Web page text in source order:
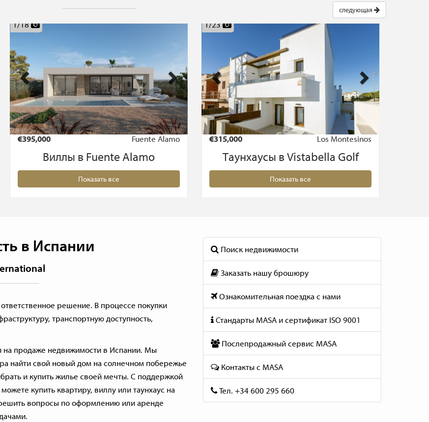
Previous Next
1/18
€395,000 Fuente Alamo
Виллы в Fuente Alamo
Показать все
Previous Next
1/23
€315,000 Los Montesinos
Tаунхаусы в Vistabella Golf
Показать все
следующая
в Испании
решение. В процессе покупки
транспортную доступность,
на продаже недвижимости в Испании. Мы
найти свой новый дом на солнечном побережье
и купить жилье своей мечты. С поддержкой
купить квартиру, виллу или таунхаус на
вопросы по оформлению или аренде
Поиск недвижимости
Заказать нашу брошюру
Ознакомительная поездка с нами
Стандарты MASA и сертификат ISO 9001
Послепродажный сервис MASA
Контакты с MASA
Тел. +34 600 295 660